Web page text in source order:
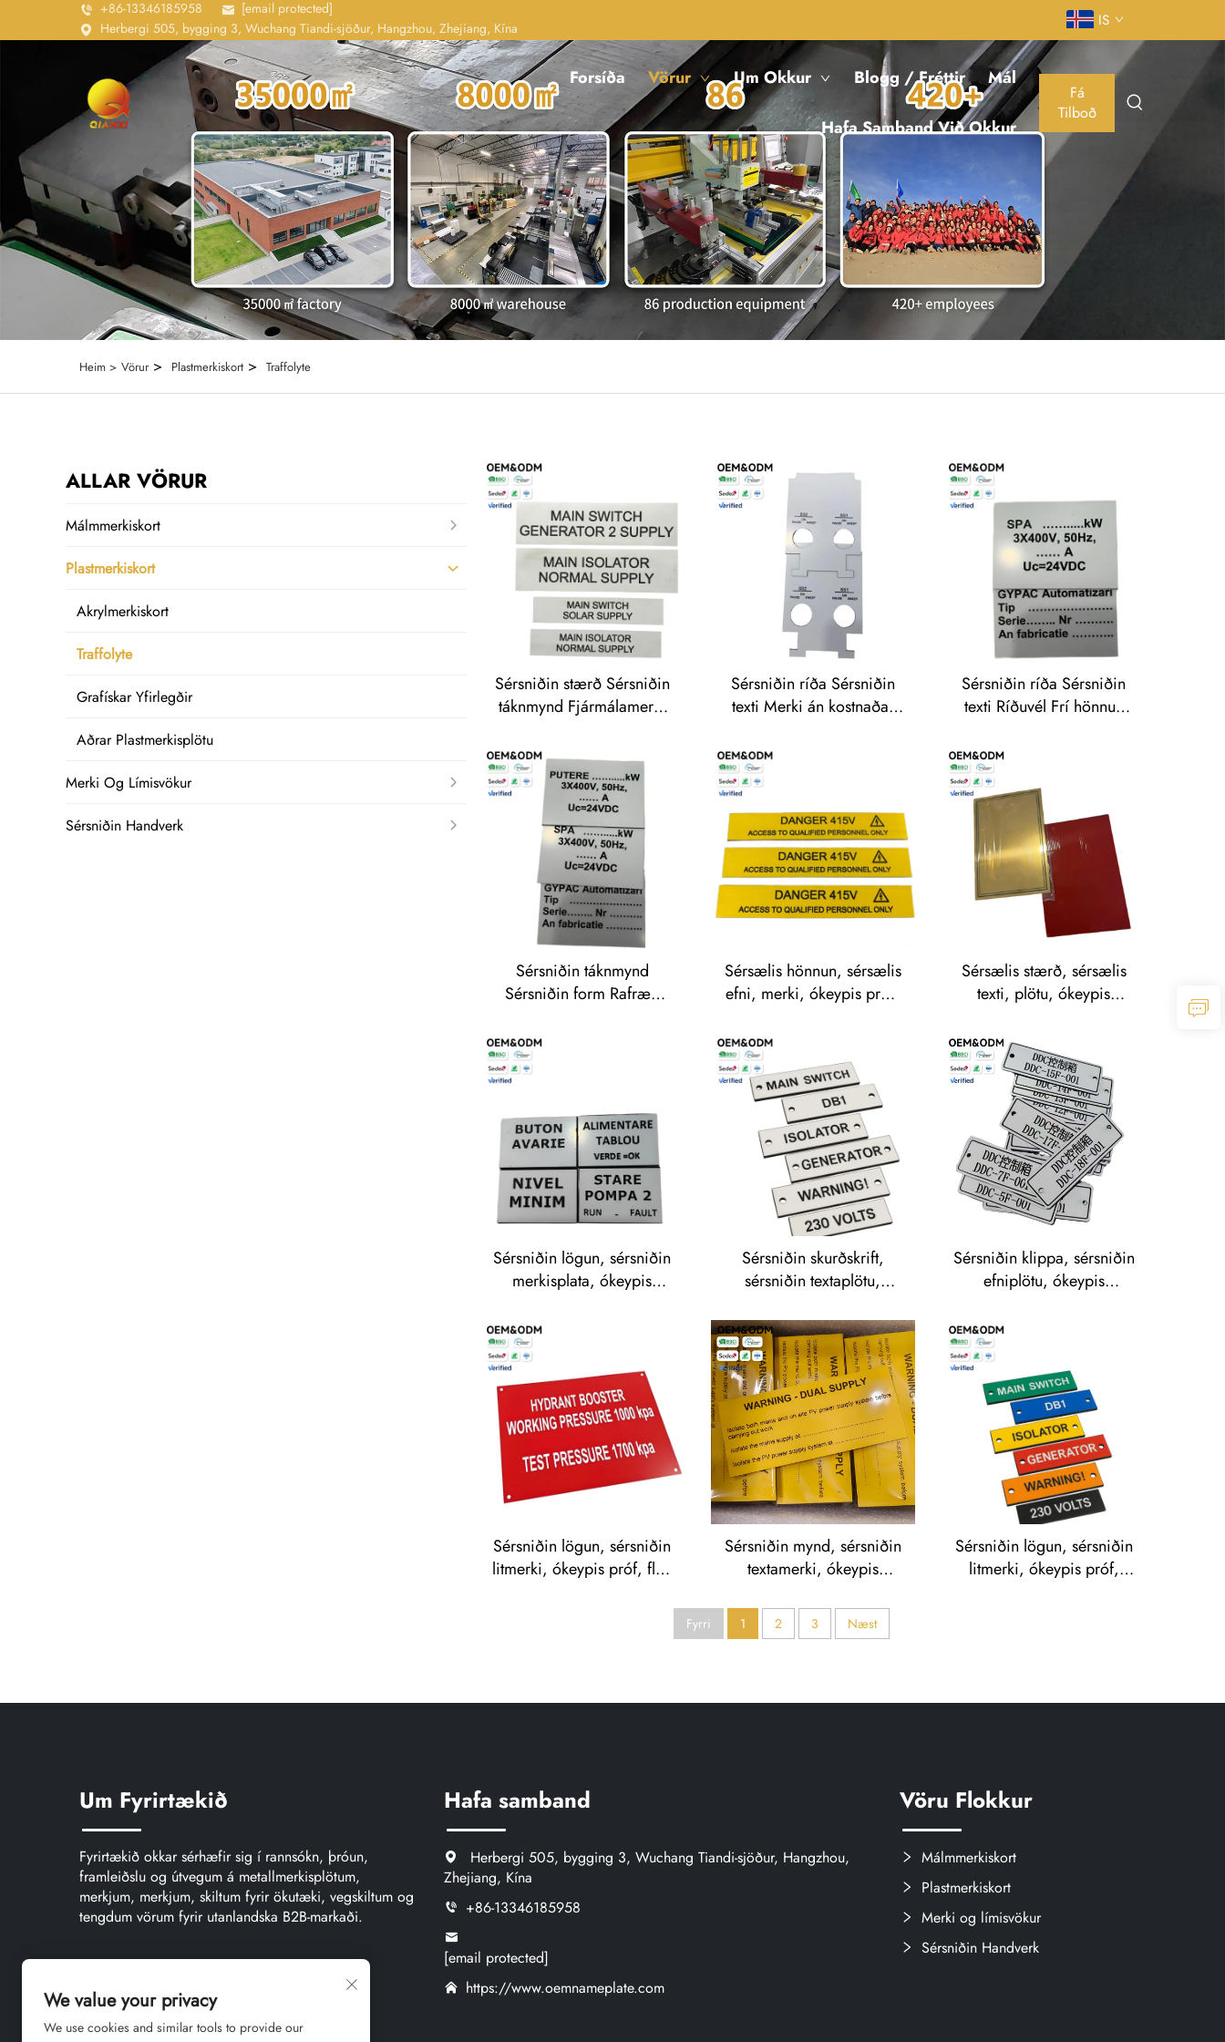
+86-13346185958
[email protected]
Herbergi 505, bygging 3, Wuchang Tiandi-sjöður, Hangzhou, Zhejiang, Kína
IS
Forsíða Vörur Um Okkur Blogg / Fréttir Mál
Hafa Samband Við Okkur
Fá
Tilboð
Heim > Vörur> Plastmerkiskort > Traffolyte
ALLAR VÖRUR
Málmmerkiskort
Plastmerkiskort
Akrylmerkiskort
Traffolyte
Grafískar Yfirlegðir
Aðrar Plastmerkisplötu
Merki Og Límisvökur
Sérsniðin Handverk
Sérsniðin stærð Sérsniðin
táknmynd Fjármálamerki
Magnaskammtur fyrir ríða
merki Litir Traffolyte-
fjármálamerki
Sérsniðin ríða Sérsniðin
texti Merki án kostnaðar
Magnaskammtur fyrir
fjármálamerki Litir
Nafnplata ríða Traffolyte-
merki
Sérsniðin ríða Sérsniðin
texti Ríðuvél Frí hönnun
rafræn verðmerki
Traffolyte-merki Ríðuvél
Sérsniðin táknmynd
Sérsniðin form Rafræn
Hraðbestelling fyrir
ríðuvél Verðmerki
Traffolyte-merki
Sérsælis hönnun, sérsælis
efni, merki, ókeypis próf,
vélstýringarmerki, litir,
nafnplötu, traffolyte-merki,
fyrirtæki
Sérsælis stærð, sérsælis
texti, plötu, ókeypis
fyrir merki, efni, ríða,
traffolyte-nafnplötu
Sérsniðin lögun, sérsniðin
merkisplata, ókeypis
merkisplötur, skyltarefni,
traffolyte-merkisplata
Sérsniðin skurðskrift,
sérsniðin textaplötu,
afsláttur fyrir stórra pöntun
á merkjum, merkjum,
skyltum og skurðskrift á
Traffolyte
Sérsniðin klippa, sérsniðin
efniplötu, ókeypis
fyrir merki, skurðskrift og
skyltur á Traffolyte efni
Sérsniðin lögun, sérsniðin
litmerki, ókeypis próf, fljót
Sérsniðin mynd, sérsniðin
textamerki, ókeypis
framkvæmd fyrir Traffolyte
prentun og Traffolyte
Sérsniðin lögun, sérsniðin
litmerki, ókeypis próf,
Fyrri 1 2 3 Næst
Um Fyrirtækið
Fyrirtækið okkar sérhæfir sig í rannsókn, þróun,
framleiðslu og útvegum á metallmerkisplötum,
merkjum, merkjum, skiltum fyrir ökutæki, vegskiltum og
tengdum vörum fyrir utanlandska B2B-markaði.
Hafa samband
Herbergi 505, bygging 3, Wuchang Tiandi-sjöður, Hangzhou,
Zhejiang, Kína
+86-13346185958
[email protected]
https://www.oemnameplate.com
Vöru Flokkur
Málmmerkiskort
Plastmerkiskort
Merki og límisvökur
Sérsniðin Handverk
We value your privacy
We use cookies and similar tools to provide our